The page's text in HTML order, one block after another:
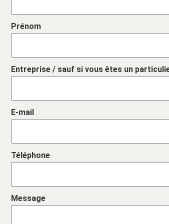
Prénom
Entreprise / sauf si vous êtes un
E-mail
Téléphone
Message